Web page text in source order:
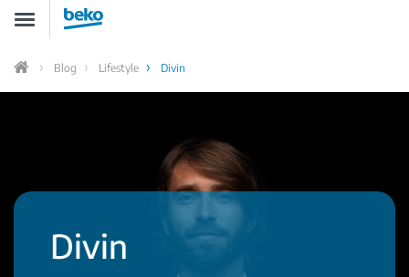
principal
Toggle
navigation
Accueil
Blog Lifestyle Divin
Divin